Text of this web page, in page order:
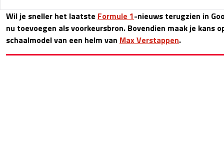
Wil je sneller het laatste Formule 1-nieuws terugzien in
nu toevoegen als voorkeursbron. Bovendien maak je kans
schaalmodel van een helm van Max Verstappen.